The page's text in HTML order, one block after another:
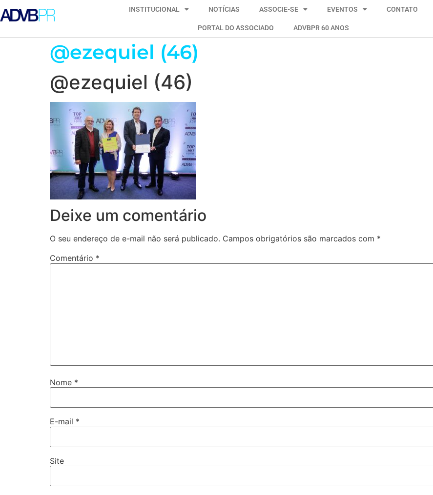
INSTITUCIONAL NOTÍCIAS ASSOCIE-SE EVENTOS CONTATO
PORTAL DO ASSOCIADO ADVBPR 60 ANOS
@ezequiel (46)
@ezequiel (46)
Deixe um comentário
O seu endereço de e-mail não será publicado. Campos obrigatórios são marcados com *
Comentário *
Nome *
E-mail *
Site